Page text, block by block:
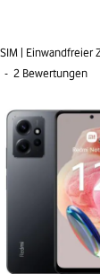
| Einwandfreier
- 2 Bewertungen